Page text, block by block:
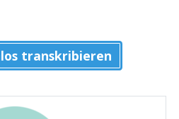
transkribieren